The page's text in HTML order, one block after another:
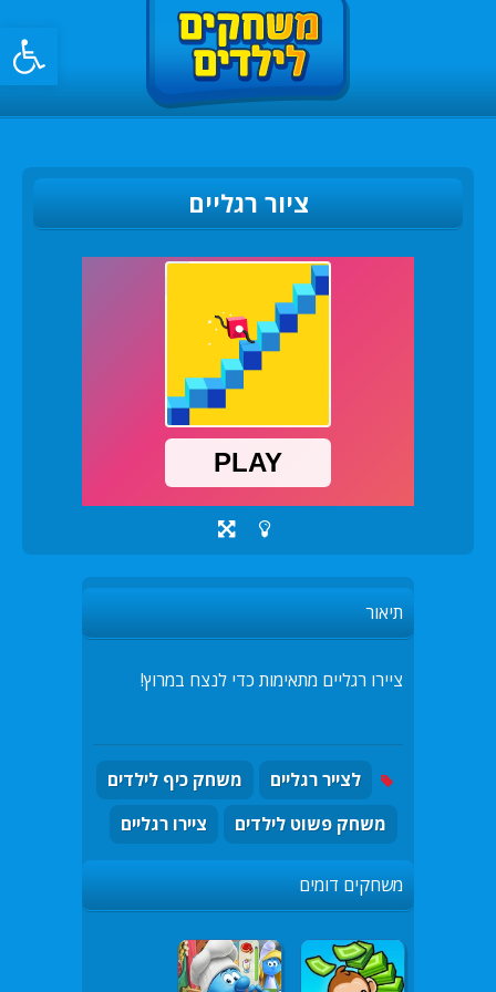
פתח
ציור רגליים
תיאור
ציירו רגליים מתאימות כדי לנצח במרוץ!
לצייר רגליים
משחק כיף לילדים
משחק פשוט לילדים
ציירו רגליים
משחקים דומים